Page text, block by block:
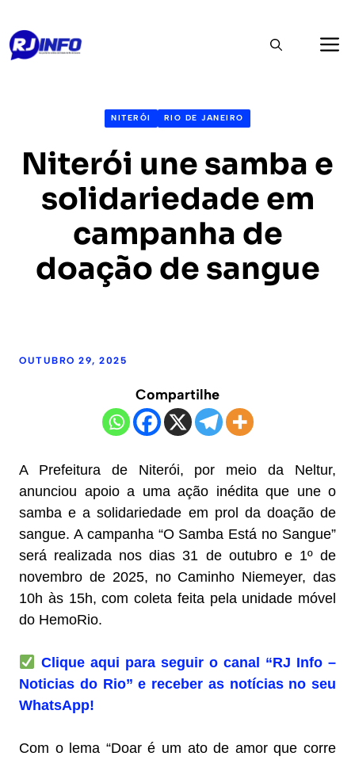
Pular
para
NITERÓI RIO DE JANEIRO
Niterói une samba e
solidariedade em
campanha de
doação de sangue
OUTUBRO 29, 2025
Compartilhe
A Prefeitura de Niterói, por meio da Neltur,
anunciou apoio a uma ação inédita que une o
samba e a solidariedade em prol da doação de
sangue. A campanha “O Samba Está no Sangue”
será realizada nos dias 31 de outubro e 1º de
novembro de 2025, no Caminho Niemeyer, das
10h às 15h, com coleta feita pela unidade móvel
do HemoRio.
Clique aqui para seguir o canal “RJ Info –
Noticias do Rio” e receber as notícias no seu
WhatsApp!
Com o lema “Doar é um ato de amor que corre